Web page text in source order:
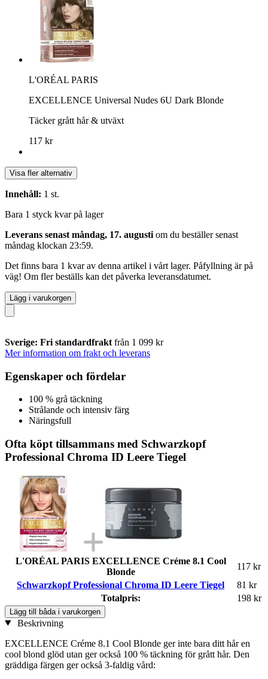
L'ORÉAL PARIS
EXCELLENCE Universal Nudes 6U Dark Blonde
Täcker grått hår & utväxt
117 kr
Visa fler alternativ
Innehåll: 1 st.
Bara 1 styck kvar på lager
Leverans senast måndag, 17. augusti om du beställer senast
måndag klockan 23:59.
Det finns bara 1 kvar av denna artikel i vårt lager. Påfyllning är på
väg! Om fler beställs kan det påverka leveransdatumet.
Lägg i varukorgen
Sverige: Fri standardfrakt från 1 099 kr
Mer information om frakt och leverans
Egenskaper och fördelar
100 % grå täckning
Strålande och intensiv färg
Näringsfull
Ofta köpt tillsammans med Schwarzkopf
Professional Chroma ID Leere Tiegel
L'ORÉAL PARIS EXCELLENCE Créme 8.1 Cool
Blonde
117 kr
Schwarzkopf Professional Chroma ID Leere Tiegel
81 kr
Totalpris:
198 kr
Lägg till båda i varukorgen
Beskrivning
EXCELLENCE Créme 8.1 Cool Blonde ger inte bara ditt hår en
cool blond glöd utan ger också 100 % täckning för grått hår. Den
gräddiga färgen ger också 3-faldig vård: